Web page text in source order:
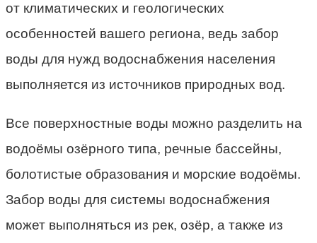
от климатических и геологических
особенностей вашего региона, ведь забор
воды для нужд водоснабжения населения
выполняется из источников природных вод.
Все поверхностные воды можно разделить на
водоёмы озёрного типа, речные бассейны,
болотистые образования и морские водоёмы.
Забор воды для системы водоснабжения
может выполняться из рек, озёр, а также из